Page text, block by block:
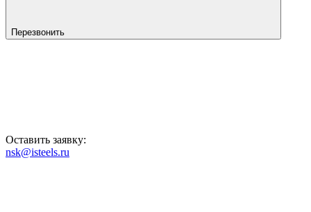
Перезвонить
Оставить заявку:
nsk@isteels.ru